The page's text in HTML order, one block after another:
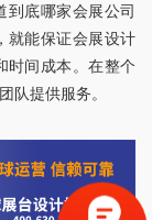
到底哪家会展公司
就能保证会展设计
时间成本。在整个
队提供服务。